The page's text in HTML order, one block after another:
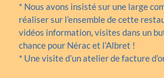
* Nous avons insisté sur une large
réaliser sur l’ensemble de cette
vidéos information, visites dans un
chance pour Nérac et l’Albret !
* Une visite d’un atelier de facture